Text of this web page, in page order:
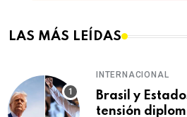
LAS MÁS LEÍDAS
INTERNACIONAL
Brasil y
tensión